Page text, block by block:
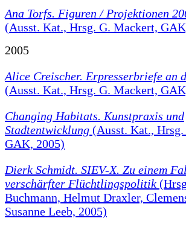
Ana Torfs. Figuren / Projektionen
(Ausst. Kat., Hrsg. G. Mackert,
2005
Alice Creischer. Erpresserbriefe an
(Ausst. Kat., Hrsg. G. Mackert,
Changing Habitats. Kunstpraxis und
Stadtentwicklung (Ausst. Kat.,
GAK, 2005)
Dierk Schmidt. SIEV-X. Zu einem
verschärfter Flüchtlingspolitik
Buchmann, Helmut Draxler,
Susanne Leeb, 2005)